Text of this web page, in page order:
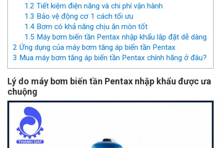
1.2 Tiết kiệm điện năng và chi phí vận hành
1.3 Bảo vệ động cơ 1 cách tối ưu
1.4Bơm có khả năng chịu ăn mòn tốt
1.5 Máy bơm biến tần Pentax nhập khẩu lắp đặt dễ dàng
2 Ứng dụng của máy bơm tăng áp biến tần Pentax
3 Mua máy bơm tăng áp biến tần Pentax chính hãng ở đâu?
Lý do máy bơm biến tần Pentax nhập khẩu được ưa
chuộng